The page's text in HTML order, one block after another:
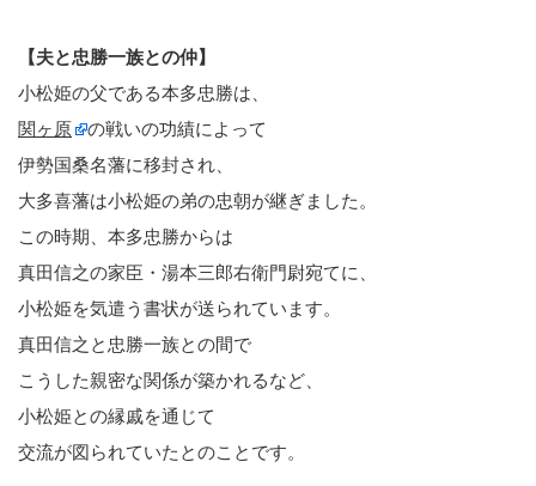
【夫と忠勝一族との仲】
小松姫の父である本多忠勝は、
関ヶ原
の戦いの功績によって
伊勢国桑名藩に移封され、
大多喜藩は小松姫の弟の忠朝が継ぎました。
この時期、本多忠勝からは
真田信之の家臣・湯本三郎右衛門尉宛てに、
小松姫を気遣う書状が送られています。
真田信之と忠勝一族との間で
こうした親密な関係が築かれるなど、
小松姫との縁戚を通じて
交流が図られていたとのことです。